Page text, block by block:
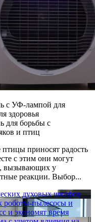
с УФ-лампой для
здоровья
для борьбы с
и птиц
приносят радость
с этим они могут
вызывающих у
реакции. Выбор...
духовых шкафов
роботы-пылесосы и
и экономят время